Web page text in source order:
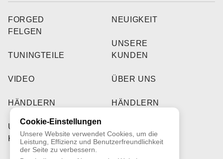
FORGED
FELGEN
TUNINGTEILE
VIDEO
HÄNDLERN
UNSERE
KUNDEN
NEUIGKEIT
UNSERE
KUNDEN
ÜBER UNS
HÄNDLERN
Cookie-Einstellungen
Unsere Website verwendet Cookies, um die
Leistung, Effizienz und Benutzerfreundlichkeit
der Seite zu verbessern.